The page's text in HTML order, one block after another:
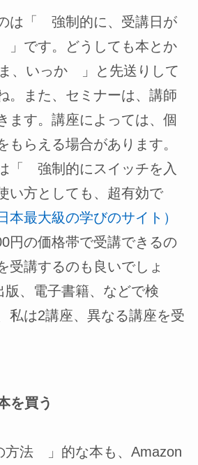
は「 強制的に、受講日が
です。どうしても本とか
、いっか 」と先送りして
。また、セミナーは、講師
ます。講座によっては、個
もらえる場合があります。
「 強制的にスイッチを入
方としても、超有効で
本最大級の学びのサイト）
円の価格帯で受講できるの
受講するのも良いでしょ
、電子書籍、などで検
私は2講座、異なる講座を受
を買う
方法 」的な本も、Amazon